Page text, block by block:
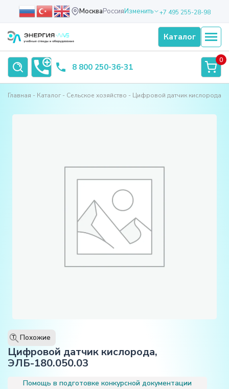
МоскваРоссияИзменить +7 495 255-28-98
Каталог
8 800 250-36-31
0
Главная Каталог Сельское хозяйство Цифровой датчик кислорода
T Похожие
Цифровой датчик кислорода,
ЭЛБ-180.050.03
Помощь в подготовке конкурсной документации